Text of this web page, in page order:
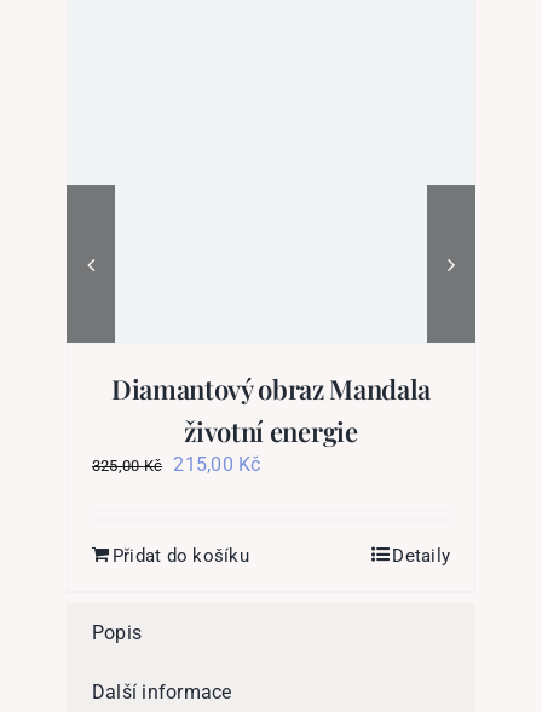
Diamantový obraz Mandala
životní energie
325,00Kč Původní
215,00 KčAktuální
Přidat do košíku Detaily
Popis
Další informace